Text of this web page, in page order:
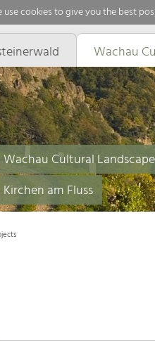
use cookies to give you the best
Wachau
Wachau Cultural Landscape
Kirchen am Fluss